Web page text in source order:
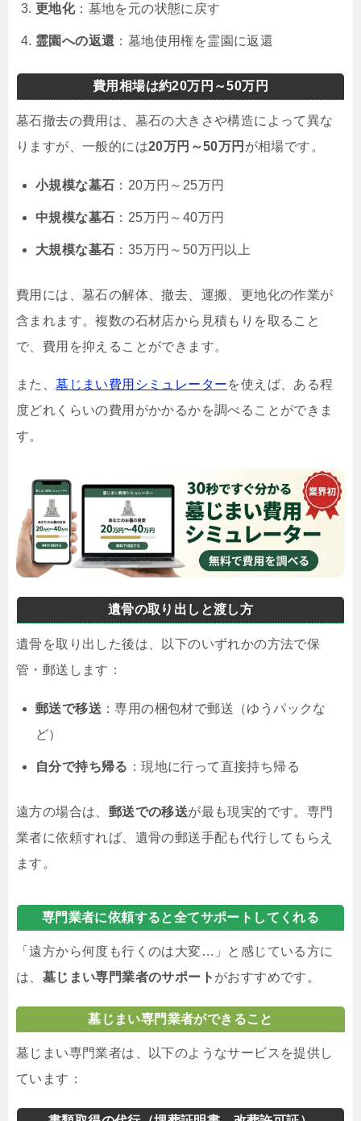
更地化：墓地を元の状態に戻す
霊園への返還 ：墓地使用権を霊園に返還
費用相場は約20万円～50万円
墓石撤去の費用は、墓石の大きさや構造によって異な
りますが、一般的には20万円～50万円 が相場です。
小規模な墓石 ：20万円～25万円
中規模な墓石 ：25万円～40万円
大規模な墓石 ：35万円～50万円以上
費用には、墓石の解体、撤去、運搬、更地化の作業が
含まれます。複数の石材店から見積もりを取ること
で、費用を抑えることができます。
また、墓じまい費用シミュレーターを使えば、ある程
度どれくらいの費用がかかるかを調べることができま
す。
遺骨の取り出しと渡し方
遺骨を取り出した後は、以下のいずれかの方法で保
管・郵送します：
郵送で移送 ：専用の梱包材で郵送（ゆうパックな
ど）
自分で持ち帰る ：現地に行って直接持ち帰る
遠方の場合は、 郵送での移送が最も現実的です。専門
業者に依頼すれば、遺骨の郵送手配も代行してもらえ
ます。
専門業者に依頼すると全てサポートしてくれる
「遠方から何度も行くのは大変…」と感じている方に
は、 墓じまい専門業者のサポート がおすすめです。
墓じまい専門業者ができること
墓じまい専門業者は、以下のようなサービスを提供し
ています：